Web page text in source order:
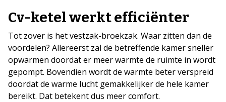
Cv-ketel werkt efficiënter
Tot zover is het vestzak-broekzak. Waar zitten dan de
voordelen? Allereerst zal de betreffende kamer sneller
opwarmen doordat er meer warmte de ruimte in wordt
gepompt. Bovendien wordt de warmte beter verspreid
doordat de warme lucht gemakkelijker de hele kamer
bereikt. Dat betekent dus meer comfort.